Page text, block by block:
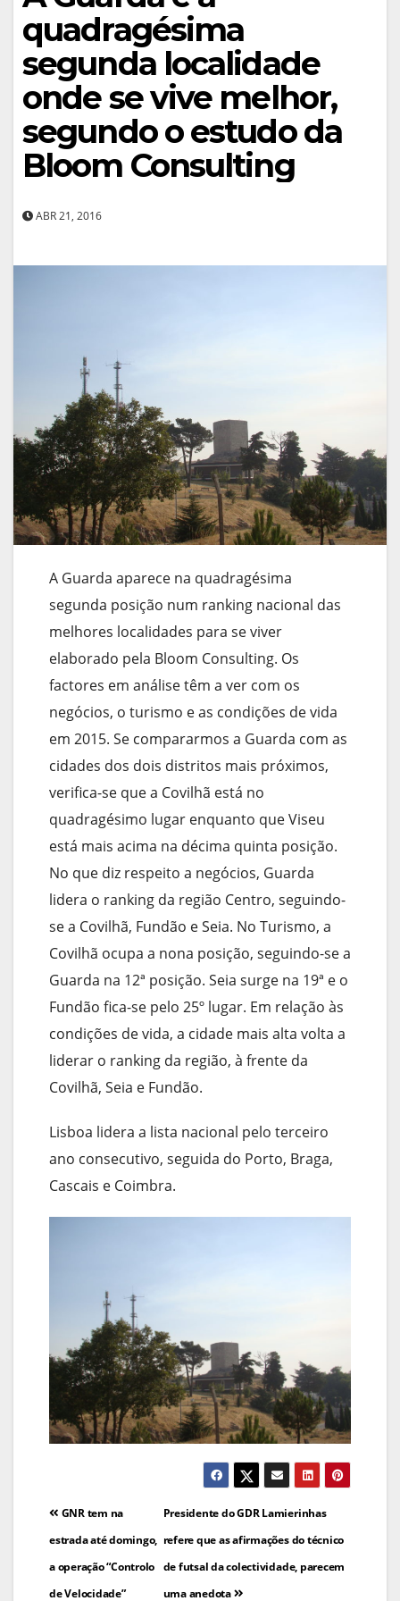
quadragésima
segunda localidade
onde se vive melhor,
segundo o estudo da
Bloom Consulting
ABR 21, 2016
A Guarda aparece na quadragésima
segunda posição num ranking nacional das
melhores localidades para se viver
elaborado pela Bloom Consulting. Os
factores em análise têm a ver com os
negócios, o turismo e as condições de vida
em 2015. Se compararmos a Guarda com as
cidades dos dois distritos mais próximos,
verifica-se que a Covilhã está no
quadragésimo lugar enquanto que Viseu
está mais acima na décima quinta posição.
No que diz respeito a negócios, Guarda
lidera o ranking da região Centro, seguindo-
se a Covilhã, Fundão e Seia. No Turismo, a
Covilhã ocupa a nona posição, seguindo-se a
Guarda na 12ª posição. Seia surge na 19ª e o
Fundão fica-se pelo 25º lugar. Em relação às
condições de vida, a cidade mais alta volta a
liderar o ranking da região, à frente da
Covilhã, Seia e Fundão.
Lisboa lidera a lista nacional pelo terceiro
ano consecutivo, seguida do Porto, Braga,
Cascais e Coimbra.
Navegação
de
artigos
Presidente do GDR Lamierinhas
refere que as afirmações do técnico
de futsal da colectividade, parecem
uma anedota
GNR tem na
estrada até domingo,
a operação “Controlo
de Velocidade”